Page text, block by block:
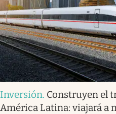
Inversión. Construyen el
América Latina: viajará a